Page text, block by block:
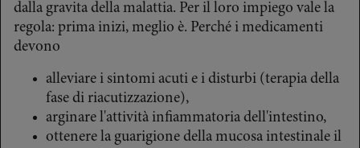
dalla gravita della malattia. Per il loro impiego vale la
regola: prima inizi, meglio è. Perché i medicamenti
devono
alleviare i sintomi acuti e i disturbi (terapia della
fase di riacutizzazione),
arginare l'attività infiammatoria dell'intestino,
ottenere la guarigione della mucosa intestinale il